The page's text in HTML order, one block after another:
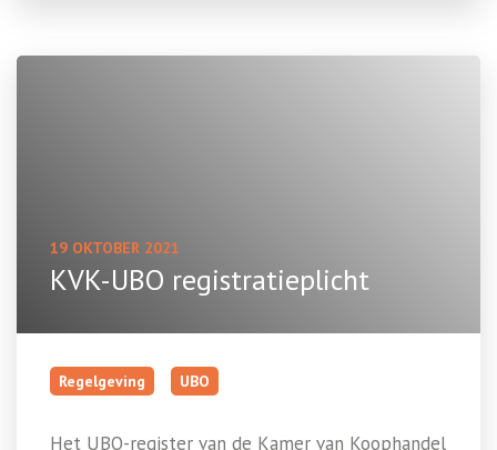
19 OKTOBER 2021
KVK-UBO registratieplicht
Regelgeving UBO
Het UBO-register van de Kamer van Koophandel